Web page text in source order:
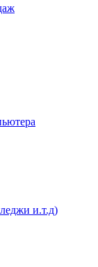
и.т.д)